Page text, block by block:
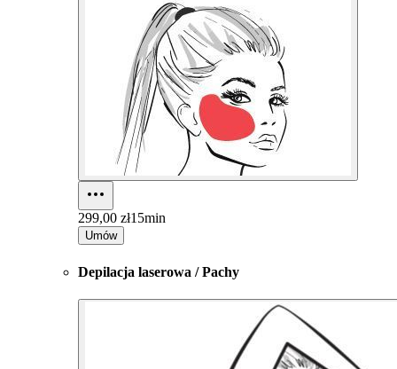
299,00 zł15min
Umów
Depilacja laserowa / Pachy